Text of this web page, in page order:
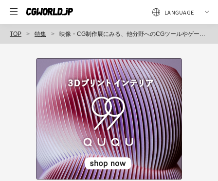
TOP 特集 映像・CG制作展にみる、他分野へのCGツールやゲームエンジンの広がり